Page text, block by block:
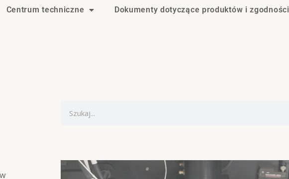
Centrum techniczne Dokumenty dotyczące produktów i zgodności